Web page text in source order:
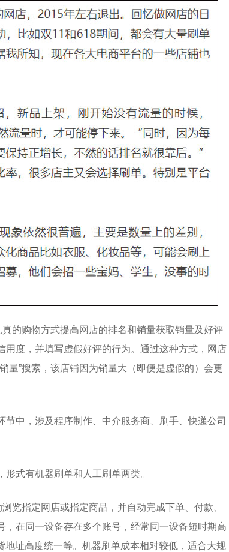
的购物方式提高网店的排名和销量获取销量及好评
度，并填写虚假好评的行为。通过这种方式，网店
量”搜索，该店铺因为销量大（即便是虚假的）会更
中，涉及程序制作、中介服务商、刷手、快递公司
式有机器刷单和人工刷单两类。
览指定网店或指定商品，并自动完成下单、付款、
在同一设备存在多个账号，经常同一设备短时期高
址高度统一等。机器刷单成本相对较低，适合大规